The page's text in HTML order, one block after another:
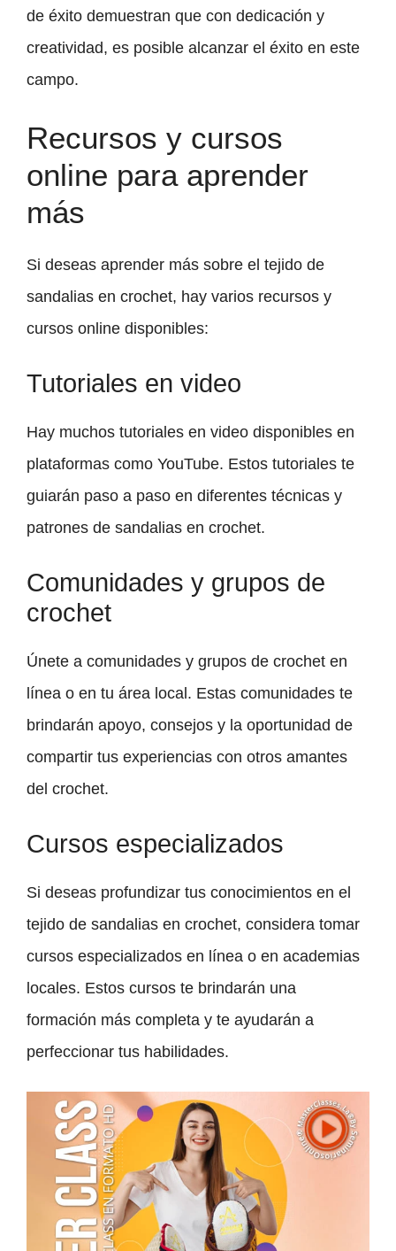
de éxito demuestran que con dedicación y
creatividad, es posible alcanzar el éxito en este
campo.
Recursos y cursos
online para aprender
más
Si deseas aprender más sobre el tejido de
sandalias en crochet, hay varios recursos y
cursos online disponibles:
Tutoriales en video
Hay muchos tutoriales en video disponibles en
plataformas como YouTube. Estos tutoriales te
guiarán paso a paso en diferentes técnicas y
patrones de sandalias en crochet.
Comunidades y grupos de
crochet
Únete a comunidades y grupos de crochet en
línea o en tu área local. Estas comunidades te
brindarán apoyo, consejos y la oportunidad de
compartir tus experiencias con otros amantes
del crochet.
Cursos especializados
Si deseas profundizar tus conocimientos en el
tejido de sandalias en crochet, considera tomar
cursos especializados en línea o en academias
locales. Estos cursos te brindarán una
formación más completa y te ayudarán a
perfeccionar tus habilidades.